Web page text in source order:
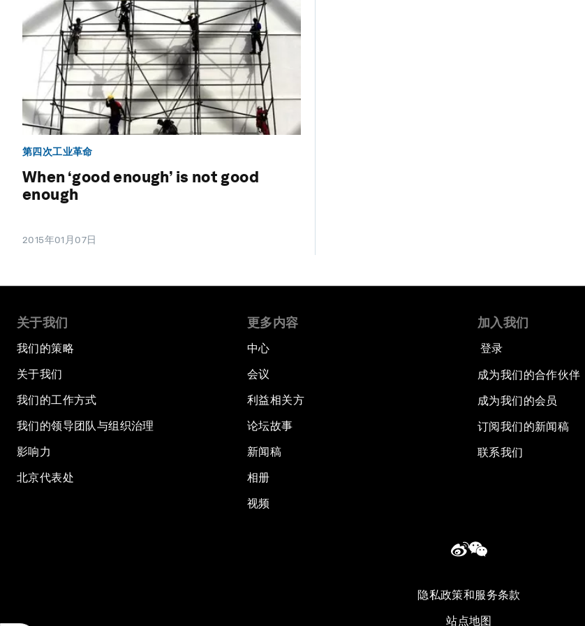
第四次工业革命
When ‘good enough’ is not good
enough
2015年01月07日
关于我们
我们的策略
关于我们
我们的工作方式
我们的领导团队与组织治理
影响力
北京代表处
更多内容
中心
会议
利益相关方
论坛故事
新闻稿
相册
视频
加入我们
登录
成为我们的合作伙伴
成为我们的会员
订阅我们的新闻稿
联系我们
隐私政策和服务条款
站点地图